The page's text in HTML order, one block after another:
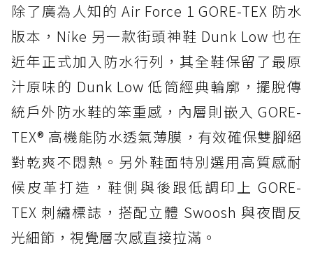
除了廣為人知的 Air Force 1 GORE-TEX 防水
版本，Nike 另一款街頭神鞋 Dunk Low 也在
近年正式加入防水行列，其全鞋保留了最原
汁原味的 Dunk Low 低筒經典輪廓，擺脫傳
統戶外防水鞋的笨重感，內層則嵌入 GORE-
TEX® 高機能防水透氣薄膜，有效確保雙腳絕
對乾爽不悶熱。另外鞋面特別選用高質感耐
候皮革打造，鞋側與後跟低調印上 GORE-
TEX 刺繡標誌，搭配立體 Swoosh 與夜間反
光細節，視覺層次感直接拉滿。